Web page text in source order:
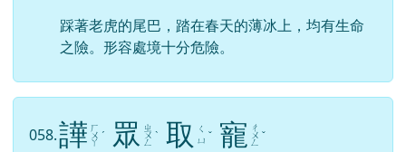
踩著老虎的尾巴，踏在春天的薄冰上，均有生命
之險。形容處境十分危險。
058.譁 ㄏ
ㄨ
ㄚ
ˊ 眾 ㄓ
ㄨ
ㄥ
ˋ 取
ㄑ
ㄩ ˇ 寵 ㄔ
ㄨ
ㄥ
ˇ